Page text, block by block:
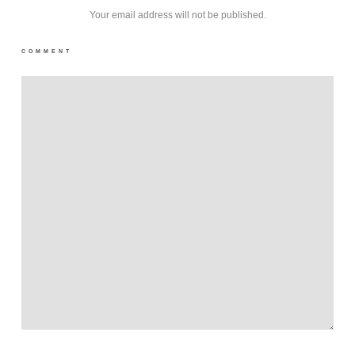
Your email address will not be published.
COMMENT